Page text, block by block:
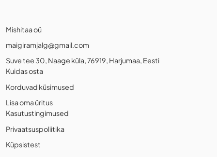
Mishitaa oü
maigiramjalg@gmail.com
Suve tee 30, Naage küla, 76919, Harjumaa, Eesti
Kuidas osta
Korduvad küsimused
Lisa oma üritus
Kasutustingimused
Privaatsuspoliitika
Küpsistest